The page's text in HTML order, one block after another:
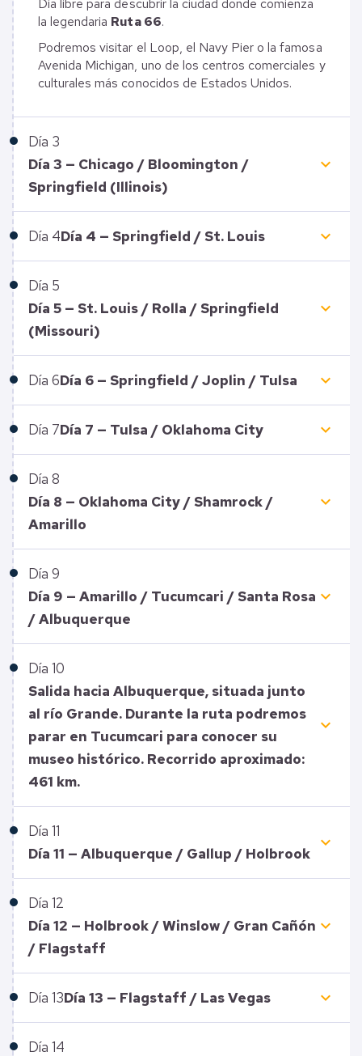
Día libre para descubrir la ciudad donde comienza
la legendaria Ruta 66.
Podremos visitar el Loop, el Navy Pier o la famosa
Avenida Michigan, uno de los centros comerciales y
culturales más conocidos de Estados Unidos.
Día 3
Día 3 — Chicago / Bloomington /
Springfield (Illinois)
keyboard_arrow_down
Día 4Día 4 — Springfield / St. Louis keyboard_arrow_down
Día 5
Día 5 — St. Louis / Rolla / Springfield
(Missouri)
keyboard_arrow_down
Día 6Día 6 — Springfield / Joplin / Tulsa keyboard_arrow_down
Día 7Día 7 — Tulsa / Oklahoma City keyboard_arrow_down
Día 8
Día 8 — Oklahoma City / Shamrock /
Amarillo
keyboard_arrow_down
Día 9
Día 9 — Amarillo / Tucumcari / Santa Rosa
/ Albuquerque
keyboard_arrow_down
Día 10
Salida hacia Albuquerque, situada junto
al río Grande. Durante la ruta podremos
parar en Tucumcari para conocer su
museo histórico. Recorrido aproximado:
461 km.
keyboard_arrow_down
Día 11
Día 11 — Albuquerque / Gallup / Holbrook
keyboard_arrow_down
Día 12
Día 12 — Holbrook / Winslow / Gran Cañón
/ Flagstaff
keyboard_arrow_down
Día 13Día 13 — Flagstaff / Las Vegas keyboard_arrow_down
Día 14